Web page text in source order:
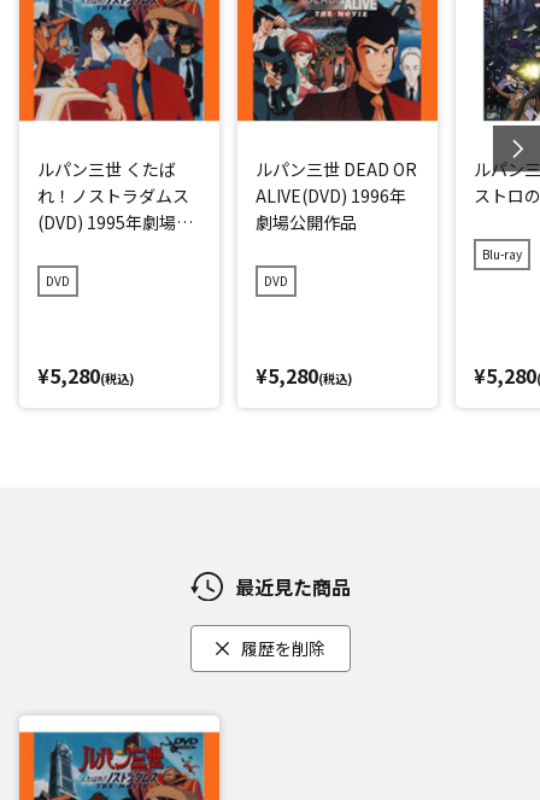
ルパン三世 くたば
れ！ノストラダムス
(DVD) 1995年劇場公
DVD
¥5,280(税込)
ルパン三世 DEAD OR
ALIVE(DVD) 1996年
劇場公開作品
DVD
¥5,280(税込)
ルパン
ストロ
Blu-ray
¥5,280
最近見た商品
履歴を削除